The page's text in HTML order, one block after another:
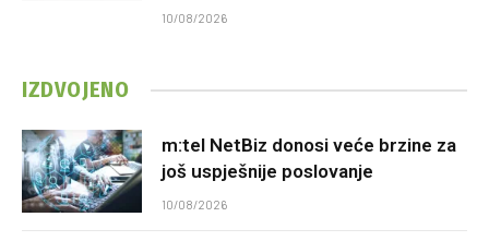
10/08/2026
IZDVOJENO
m:tel NetBiz donosi veće brzine za
još uspješnije poslovanje
10/08/2026